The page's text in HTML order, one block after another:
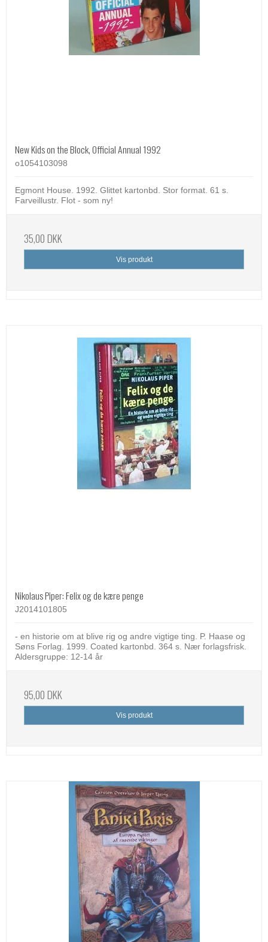
New Kids on the Block, Official Annual 1992
o1054103098
Egmont House. 1992. Glittet kartonbd. Stor format. 61 s.
Farveillustr. Flot - som ny!
35,00 DKK
Vis produkt
Nikolaus Piper: Felix og de kære penge
J2014101805
- en historie om at blive rig og andre vigtige ting. P. Haase og
Søns Forlag. 1999. Coated kartonbd. 364 s. Nær forlagsfrisk.
Aldersgruppe: 12-14 år
95,00 DKK
Vis produkt